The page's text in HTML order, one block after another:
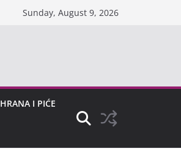
Sunday, August 9, 2026
HRANA I PIĆE